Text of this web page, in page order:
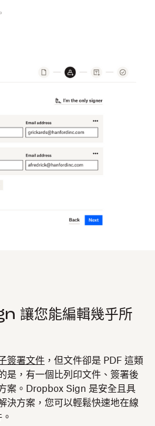
讓您能編輯幾乎所
簽署文件 ，但文件卻是 PDF 這類
是，有一個比列印文件、簽署後
案。Dropbox Sign 是安全且具
決方案，您可以輕鬆快速地在線